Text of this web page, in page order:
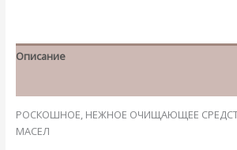
Описание
РОСКОШНОЕ, НЕЖНОЕ ОЧИЩАЮЩЕЕ
МАСЕЛ